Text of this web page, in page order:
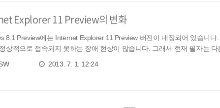
Explorer 11 Preview의 변화
8.1 Preview에는 Internet Explorer 11 Preview 버전이 내장되어 있습니
상적으로 접속되지 못하는 장애 현상이 많습니다. 그래서 현재 필자는 다
2013. 7. 1. 12:24